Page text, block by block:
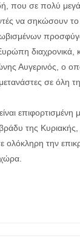
σε πολύ
να σηκώσουν
διαχρονικά,
Αυγερινός, ο
σε όλη
επιφορτισμένη
της Κυριακής,
ολόκληρη την